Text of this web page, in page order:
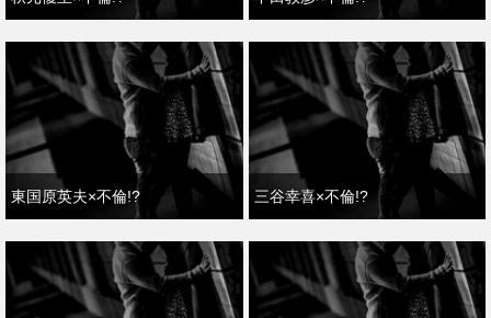
東国原英夫×不倫!? 三谷幸喜×不倫!?